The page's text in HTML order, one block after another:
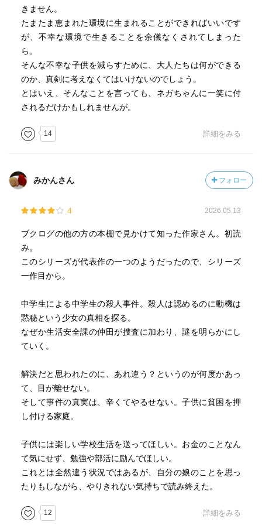
きません。
たまたま恵まれた環境に生まれることができればいいです
が、不幸な環境で生きることを余儀なくされてしまった
ら。
そんな不幸な子供を減らすために、大人たちは何ができる
のか、真剣に考えなくてはいけないのでしょう。
とはいえ、そんなことを言っても、ネガちゃんに一笑に付
されるだけかもしれませんが。
14 詳細をみる
みかんさん フォロー
4 2026.05.13
ブクログの他の方の本棚で見かけて知った作家さん。初読
み。
このシリーズが代表作の一つのようだったので、シリーズ
一作目から。
中学生による中学生の殺人事件。殺人は認めるのに動機は
黙秘という少女の真相を探る。
なぜか生活安全課の仲田が捜査に加わり、謎を明らかにし
ていく。
解決だと思われたのに、あれ違う？というのが何度かあっ
て、目が離せない。
そして事件の真実は、辛くてやるせない。子供に貧困を押
し付ける家庭。
子供には楽しい学校生活を送ってほしい。お金のことなん
て気にせず、勉強や部活に励んでほしい。
これとは全然違う状況ではあるが、自分の娘のことを思っ
たりもしながら、やりきれない気持ちで読み終えた。
12 詳細をみる